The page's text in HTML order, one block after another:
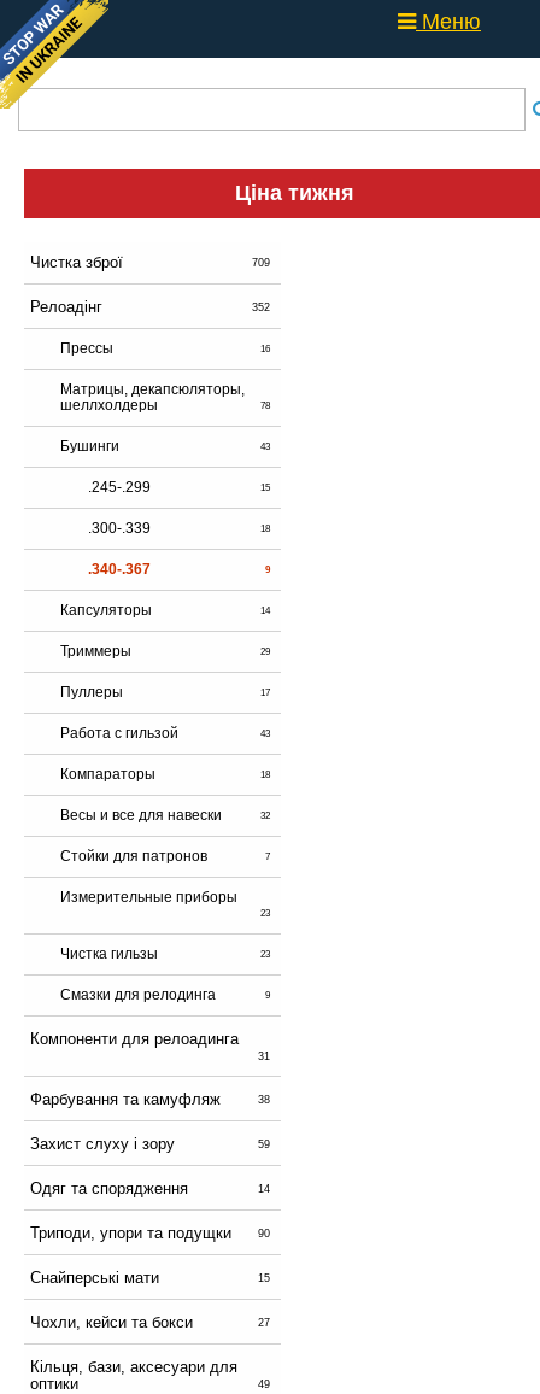
Меню
Ціна тижня
Чистка зброї 709
Релоадінг 352
Прессы 16
Матрицы, декапсюляторы,
шеллхолдеры
78
Бушинги 43
.245-.299 15
.300-.339 18
.340-.367 9
Капсуляторы 14
Триммеры 29
Пуллеры 17
Работа с гильзой 43
Компараторы 18
Весы и все для навески 32
Стойки для патронов 7
Измерительные приборы
23
Чистка гильзы 23
Смазки для релодинга 9
Компоненти для релоадинга
31
Фарбування та камуфляж 38
Захист слуху і зору 59
Одяг та спорядження 14
Триподи, упори та подущки 90
Снайперські мати 15
Чохли, кейси та бокси 27
Кільця, бази, аксесуари для
оптики
49